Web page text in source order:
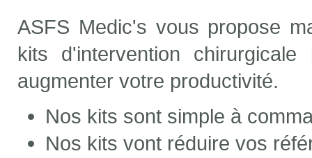
ASFS Medic's vous propose
kits d'intervention chirurgicale
augmenter votre productivité.
Nos kits sont simple à
Nos kits vont réduire vos